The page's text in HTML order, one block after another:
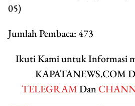
05)
Jumlah Pembaca:473
Ikuti Kami untuk Informasi
KAPATANEWS.COM
TELEGRAMDan